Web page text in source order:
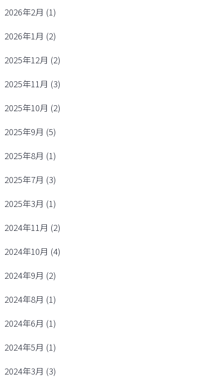
2026年2月 (1)
2026年1月 (2)
2025年12月 (2)
2025年11月 (3)
2025年10月 (2)
2025年9月 (5)
2025年8月 (1)
2025年7月 (3)
2025年3月 (1)
2024年11月 (2)
2024年10月 (4)
2024年9月 (2)
2024年8月 (1)
2024年6月 (1)
2024年5月 (1)
2024年3月 (3)